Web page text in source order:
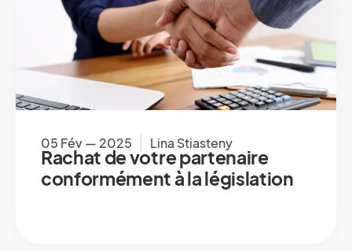
05 Fév — 2025 Lina Stiasteny
Rachat de votre partenaire
conformément à la législation